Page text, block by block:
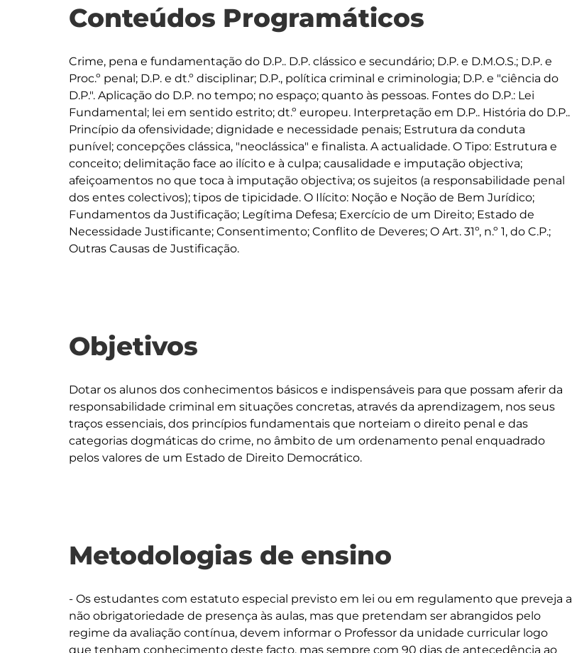
Conteúdos Programáticos
Crime, pena e fundamentação do D.P.. D.P. clássico e secundário; D.P. e D.M.O.S.; D.P. e
Proc.º penal; D.P. e dt.º disciplinar; D.P., política criminal e criminologia; D.P. e "ciência do
D.P.". Aplicação do D.P. no tempo; no espaço; quanto às pessoas. Fontes do D.P.: Lei
Fundamental; lei em sentido estrito; dt.º europeu. Interpretação em D.P.. História do D.P..
Princípio da ofensividade; dignidade e necessidade penais; Estrutura da conduta
punível; concepções clássica, "neoclássica" e finalista. A actualidade. O Tipo: Estrutura e
conceito; delimitação face ao ilícito e à culpa; causalidade e imputação objectiva;
afeiçoamentos no que toca à imputação objectiva; os sujeitos (a responsabilidade penal
dos entes colectivos); tipos de tipicidade. O Ilícito: Noção e Noção de Bem Jurídico;
Fundamentos da Justificação; Legítima Defesa; Exercício de um Direito; Estado de
Necessidade Justificante; Consentimento; Conflito de Deveres; O Art. 31º, n.º 1, do C.P.;
Objetivos
Dotar os alunos dos conhecimentos básicos e indispensáveis para que possam aferir da
responsabilidade criminal em situações concretas, através da aprendizagem, nos seus
traços essenciais, dos princípios fundamentais que norteiam o direito penal e das
categorias dogmáticas do crime, no âmbito de um ordenamento penal enquadrado
Metodologias de ensino
- Os estudantes com estatuto especial previsto em lei ou em regulamento que preveja a
não obrigatoriedade de presença às aulas, mas que pretendam ser abrangidos pelo
regime da avaliação contínua, devem informar o Professor da unidade curricular logo
que tenham conhecimento deste facto, mas sempre com 90 dias de antecedência ao